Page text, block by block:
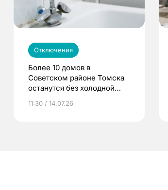
Отключения
Более 10 домов в
Советском районе Томска
останутся без холодной
11:30 / 14.07.26